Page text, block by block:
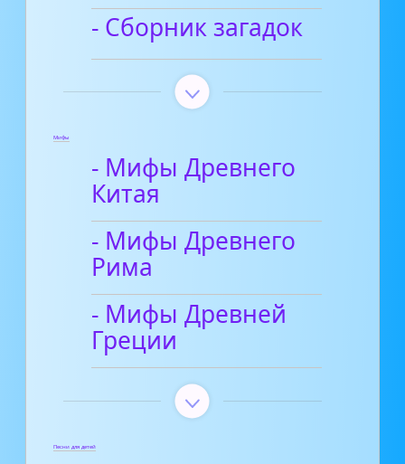
- Сборник загадок
Мифы
- Мифы Древнего
Китая
- Мифы Древнего
Рима
- Мифы Древней
Греции
Песни для детей